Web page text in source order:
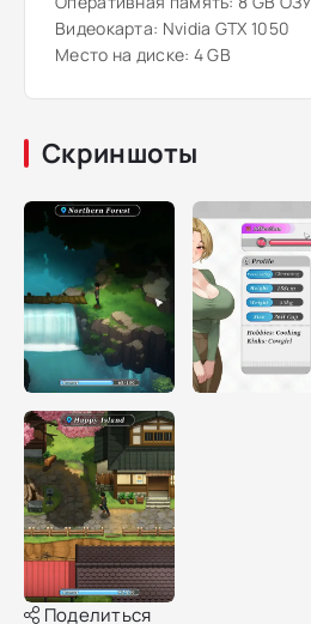
Видеокарта: Nvidia GTX 1050
Место на диске: 4 GB
Скриншоты
Поделиться